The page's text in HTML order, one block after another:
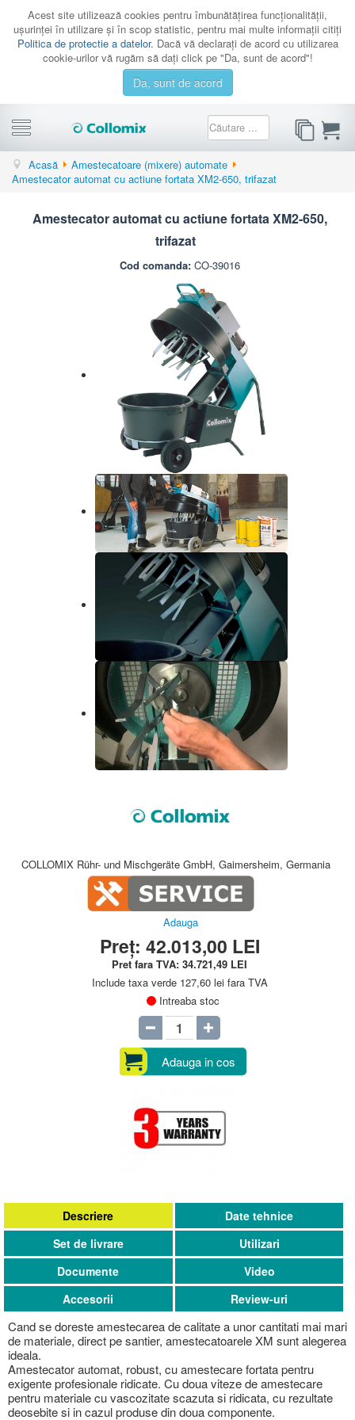
Acest site utilizează cookies pentru îmbunătăţirea funcţionalităţii,
uşurinţei în utilizare şi în scop statistic, pentru mai multe informaţii citiţi
Politica de protectie a datelor. Dacă vă declaraţi de acord cu utilizarea
cookie-urilor vă rugăm să daţi click pe "Da, sunt de acord"!
Da, sunt de acord
CATEGORII
PROMOTII
Acasă
Amestecatoare (mixere) automate
Amestecator automat cu actiune fortata XM2-650, trifazat
Amestecator automat cu actiune fortata XM2-650,
trifazat
Cod comanda: CO-39016
COLLOMIX Rühr- und Mischgeräte GmbH, Gaimersheim, Germania
Adauga
Preț: 42.013,00 LEI
Pret fara TVA:34.721,49 LEI
Include taxa verde 127,60 lei fara TVA
Intreaba stoc
Adauga in cos
Descriere
Cand se doreste amestecarea de calitate a unor cantitati mai mari
de materiale, direct pe santier, amestecatoarele XM sunt alegerea
ideala.
Amestecator automat, robust, cu amestecare fortata pentru
exigente profesionale ridicate. Cu doua viteze de amestecare
pentru materiale cu vascozitate scazuta si ridicata, cu rezultate
deosebite si in cazul produse din doua componente.
Date tehnice
Set de livrare
Utilizari
Documente
Video
Accesorii
Review-uri